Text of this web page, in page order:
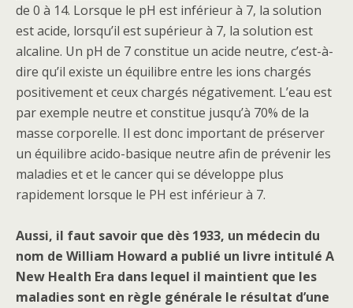
de 0 à 14. Lorsque le pH est inférieur à 7, la solution
est acide, lorsqu’il est supérieur à 7, la solution est
alcaline. Un pH de 7 constitue un acide neutre, c’est-à-
dire qu’il existe un équilibre entre les ions chargés
positivement et ceux chargés négativement. L’eau est
par exemple neutre et constitue jusqu’à 70% de la
masse corporelle. Il est donc important de préserver
un équilibre acido-basique neutre afin de prévenir les
maladies et et le cancer qui se développe plus
rapidement lorsque le PH est inférieur à 7.
Aussi, il faut savoir que dès 1933, un médecin du
nom de William Howard a publié un livre intitulé A
New Health Era dans lequel il maintient que les
maladies sont en règle générale le résultat d’une